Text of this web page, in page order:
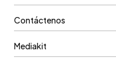
Contáctenos
Mediakit